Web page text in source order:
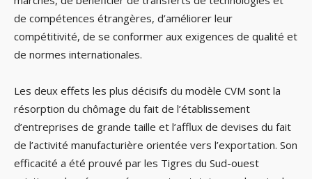
de compétences étrangères, d’améliorer leur
compétitivité, de se conformer aux exigences de qualité et
de normes internationales.
Les deux effets les plus décisifs du modèle CVM sont la
résorption du chômage du fait de l’établissement
d’entreprises de grande taille et l’afflux de devises du fait
de l’activité manufacturière orientée vers l’exportation. Son
efficacité a été prouvé par les Tigres du Sud-ouest